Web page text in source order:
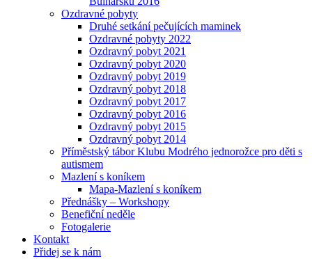
Ozdravné pobyty
Druhé setkání pečujících maminek
Ozdravné pobyty 2022
Ozdravný pobyt 2021
Ozdravný pobyt 2020
Ozdravný pobyt 2019
Ozdravný pobyt 2018
Ozdravný pobyt 2017
Ozdravný pobyt 2016
Ozdravný pobyt 2015
Ozdravný pobyt 2014
Příměstský tábor Klubu Modrého jednorožce pro děti s
autismem
Mazlení s koníkem
Mapa-Mazlení s koníkem
Přednášky – Workshopy
Benefiční neděle
Fotogalerie
Kontakt
Přidej se k nám